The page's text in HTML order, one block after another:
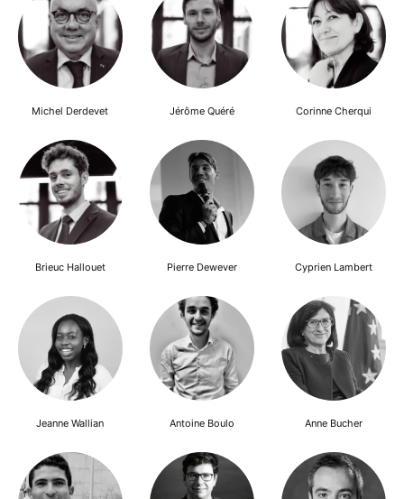
Michel Derdevet Jérôme Quéré Corinne Cherqui
Brieuc Hallouet Pierre Dewever Cyprien Lambert
Jeanne Wallian Antoine Boulo Anne Bucher